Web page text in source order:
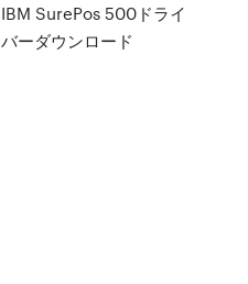
IBM SurePos 500ドライ
バーダウンロード